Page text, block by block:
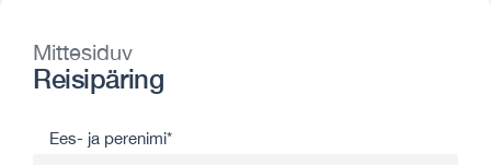
Mittesiduv
Reisipäring
Ees- ja perenimi*